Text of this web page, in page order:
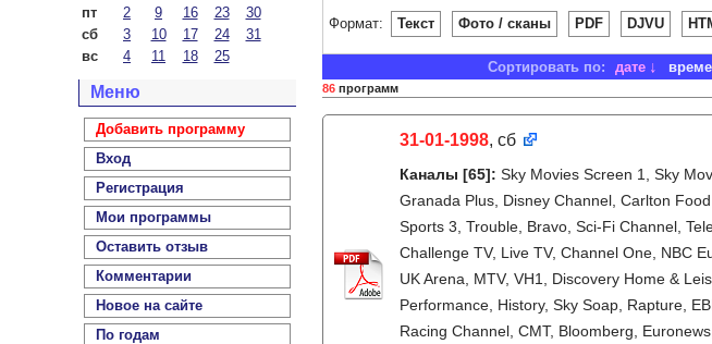
пт
2 9 16 23
30
сб
3 10 17 24
31
вс
4 11 18 25
Меню
Добавить программу
Вход
Регистрация
Мои программы
Оставить отзыв
Комментарии
Новое на сайте
По годам
Формат: Текст Фото / сканы PDF DJVU
Сортировать по: дате
86 программ
31-01-1998, сб
Каналы [65]: Sky Movies Screen 1, Sky
Granada Plus, Disney Channel, Carlton
Sports 3, Trouble, Bravo, Sci-Fi Channel,
Challenge TV, Live TV, Channel One, NBC
UK Arena, MTV, VH1, Discovery Home &
Performance, History, Sky Soap, Rapture,
Racing Channel, CMT, Bloomberg,